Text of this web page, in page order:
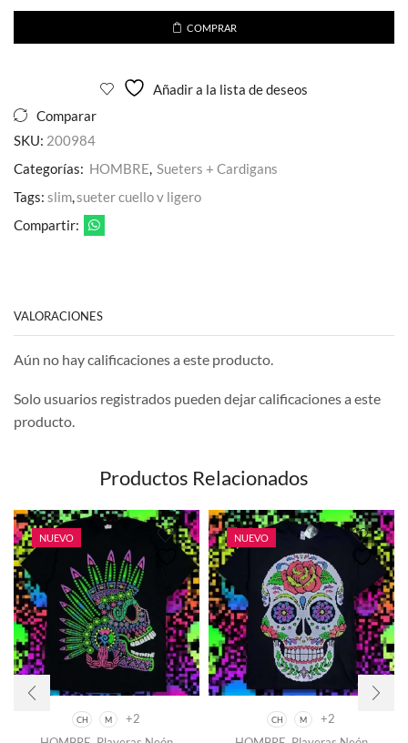
Slim
Cuello
COMPRAR
Añadir a la lista de deseos
Comparar
SKU: 200984
Categorías: HOMBRE, Sueters + Cardigans
Tags: slim,sueter cuello v ligero
Compartir:
VALORACIONES
Aún no hay calificaciones a este producto.
Solo usuarios registrados pueden dejar calificaciones a este
producto.
Productos Relacionados
NUEVO
CH M
+2
NUEVO
CH M
+2